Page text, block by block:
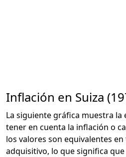
Inflación en Suiza
La siguiente gráfica muestra la
tener en cuenta la inflación o
los valores son equivalentes
adquisitivo, lo que significa